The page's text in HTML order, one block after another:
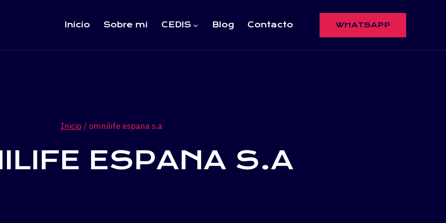
Inicio Sobre mi CEDIS Blog Contacto WHATSAPP
Inicio / omnilife espana s.a
ESPANA S.A